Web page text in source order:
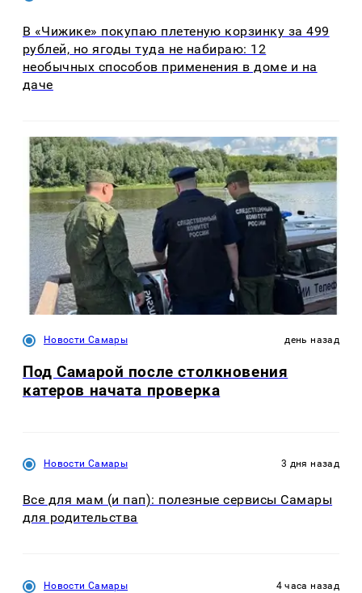
В «Чижике» покупаю плетеную корзинку за 499
рублей, но ягоды туда не набираю: 12
необычных способов применения в доме и на
даче
Новости Самары день назад
Под Самарой после столкновения
катеров начата проверка
Новости Самары 3 дня назад
Все для мам (и пап): полезные сервисы Самары
для родительства
Новости Самары 4 часа назад